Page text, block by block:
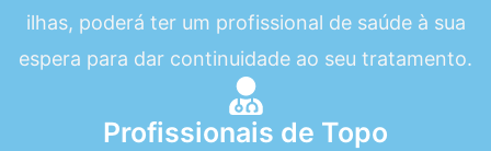
ilhas, poderá ter um profissional de saúde à sua
espera para dar continuidade ao seu tratamento.
Profissionais de Topo